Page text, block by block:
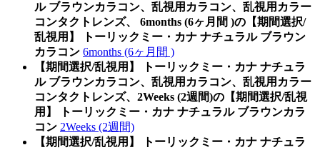
ル ブラウンカラコン、乱視用カラコン、乱視用カラー
コンタクトレンズ、 6months (6ヶ月間 )の【期間選択/
乱視用】 トーリックミー・カナ ナチュラル ブラウン
カラコン 6months (6ヶ月間 )
【期間選択/乱視用】 トーリックミー・カナ ナチュラ
ル ブラウンカラコン、乱視用カラコン、乱視用カラー
コンタクトレンズ、2Weeks (2週間)の【期間選択/乱視
用】 トーリックミー・カナ ナチュラル ブラウンカラ
コン 2Weeks (2週間)
【期間選択/乱視用】 トーリックミー・カナ ナチュラ